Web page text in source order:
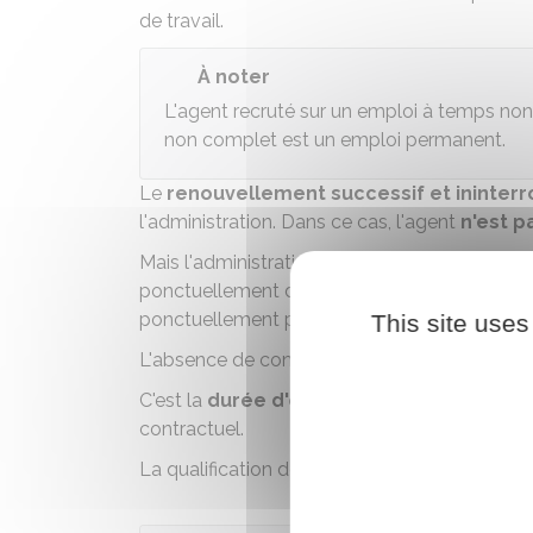
de travail.
À noter
L'agent recruté sur un emploi à temps
non complet est un emploi permanent.
Le renouvellement successif et
l'administration. Dans ce cas, l'agent n'est
Mais l'administration peut recruter
ponctuellement des tâches déterminées.
ponctuellement par des services de police
L'absence de contrat écrit ne suffit pas à
C'est la durée d'emploi nature des
contractuel.
La qualification de vacataire ou de
This site